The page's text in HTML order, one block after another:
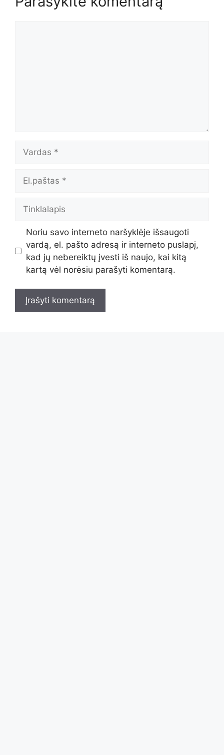
Noriu savo interneto naršyklėje išsaugoti
vardą, el. pašto adresą ir interneto puslapį,
kad jų nebereiktų įvesti iš naujo, kai kitą
kartą vėl norėsiu parašyti komentarą.